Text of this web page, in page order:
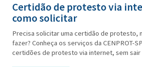
Certidão de protesto via
como solicitar
Precisa solicitar uma certidão de protesto,
fazer? Conheça os serviços da CENPROT-
certidões de protesto via internet, sem sair